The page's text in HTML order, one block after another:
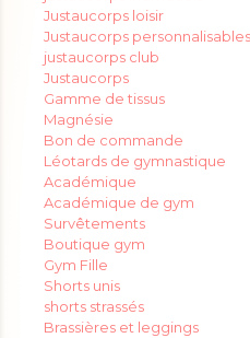
Justaucorps loisir
Justaucorps personnalisables
justaucorps club
Justaucorps
Gamme de tissus
Magnésie
Bon de commande
Léotards de gymnastique
Académique
Académique de gym
Survêtements
Boutique gym
Gym Fille
Shorts unis
shorts strassés
Brassières et leggings